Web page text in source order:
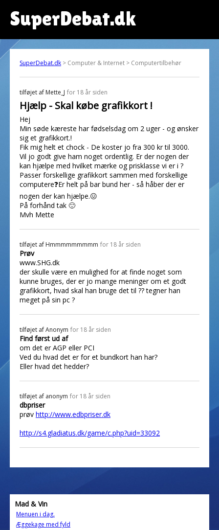
SuperDebat.dk
SuperDebat.dk > Computer & Internet > Computertilbehør
tilføjet af Mette_J for 18 år siden
Hjælp - Skal købe grafikkort !
Hej
Min søde kæreste har fødselsdag om 2 uger - og ønsker
sig et grafikkort.!
Fik mig helt et chock - De koster jo fra 300 kr til 3000.
Vil jo godt give ham noget ordentlig. Er der nogen der
kan hjælpe med hvilket mærke og prisklasse vi er i ?
Passer forskellige grafikkort sammen med forskellige
computere❓Er helt på bar bund her - så håber der er
nogen der kan hjælpe.😖
På forhånd tak 🙂
Mvh Mette
tilføjet af Hmmmmmmmmm for 18 år siden
Prøv
www.SHG.dk
der skulle være en mulighed for at finde noget som
kunne bruges, der er jo mange meninger om et godt
grafikkort, hvad skal han bruge det til ?? tegner han
meget på sin pc ?
tilføjet afAnonym for 18 år siden
Find først ud af
om det er AGP eller PCI
Ved du hvad det er for et bundkort han har?
Eller hvad det hedder?
tilføjet af anonym for 18 år siden
dbpriser
prøv http://www.edbpriser.dk
http://s4.gladiatus.dk/game/c.php?uid=33092
Mad & Vin
Menuen i dag.
Æggekage med fyld